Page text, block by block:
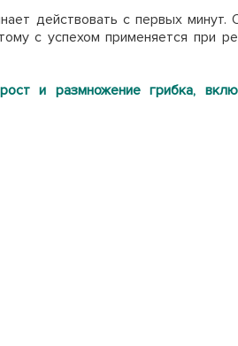
действовать с первых минут.
с успехом применяется при
и размножение грибка,